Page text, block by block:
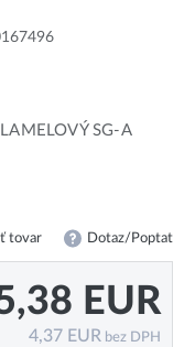
SG-A
tovar Dotaz/Poptat
EUR
4,37 EUR bez DPH